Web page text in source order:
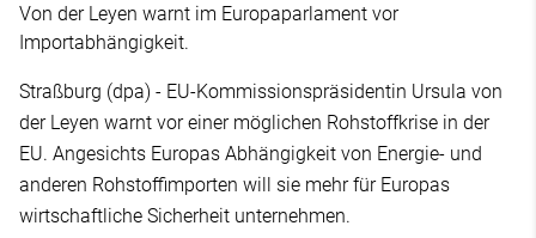
Von der Leyen warnt im Europaparlament vor
Importabhängigkeit.
Straßburg (dpa) - EU-Kommissionspräsidentin Ursula von
der Leyen warnt vor einer möglichen Rohstoffkrise in der
EU. Angesichts Europas Abhängigkeit von Energie- und
anderen Rohstoffimporten will sie mehr für Europas
wirtschaftliche Sicherheit unternehmen.